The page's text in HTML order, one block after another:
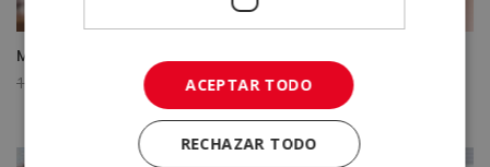
Máster en Coaching Psicológico
1.520,00
original
€El
precio
actual
es:
ACEPTAR TODO
RECHAZAR TODO